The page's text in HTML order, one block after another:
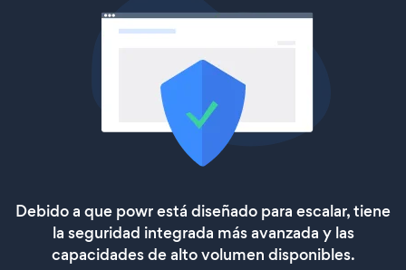
Debido a que powr está diseñado para escalar, tiene
la seguridad integrada más avanzada y las
capacidades de alto volumen disponibles.